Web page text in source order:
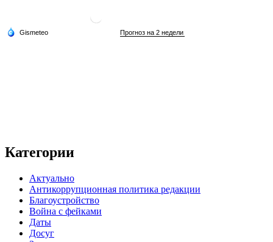
Категории
Актуально
Антикоррупционная политика редакции
Благоустройство
Война с фейками
Даты
Досуг